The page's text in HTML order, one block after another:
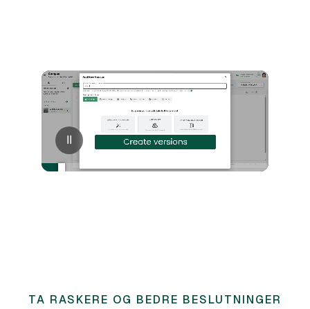
TA RASKERE OG BEDRE BESLUTNINGER